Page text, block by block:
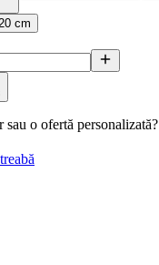
cm
o ofertă personalizată?